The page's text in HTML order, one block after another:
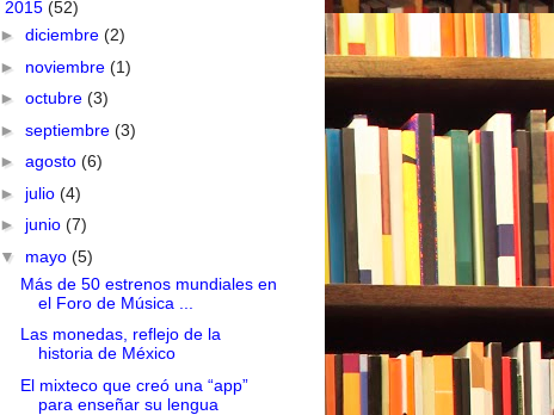
2015 (52)
► diciembre (2)
► noviembre (1)
► octubre (3)
► septiembre (3)
► agosto (6)
► julio (4)
► junio (7)
▼ mayo (5)
Más de 50 estrenos mundiales en
el Foro de Música ...
Las monedas, reflejo de la
historia de México
El mixteco que creó una “app”
para enseñar su lengua